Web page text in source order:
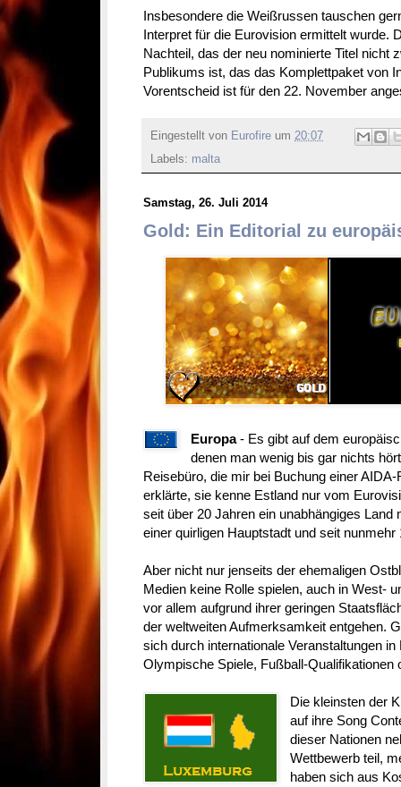
Insbesondere die Weißrussen tauschen
Interpret für die Eurovision ermittelt wurde.
Nachteil, das der neu nominierte Titel nicht
Publikums ist, das das Komplettpaket von
Vorentscheid ist für den 22. November
Eingestellt von Eurofire um 20:07
Labels: malta
Samstag, 26. Juli 2014
Gold: Ein Editorial zu
Europa- Es gibt auf dem
denen man wenig bis gar nichts
Reisebüro, die mir bei Buchung einer
erklärte, sie kenne Estland nur vom
seit über 20 Jahren ein unabhängiges
einer quirligen Hauptstadt und seit
Aber nicht nur jenseits der ehemaligen
Medien keine Rolle spielen, auch in West-
vor allem aufgrund ihrer geringen
der weltweiten Aufmerksamkeit entgehen.
sich durch internationale Veranstaltungen
Olympische Spiele, Fußball-Qualifikationen
Die kleinsten der
auf ihre Song
dieser Nationen
Wettbewerb teil,
haben sich aus